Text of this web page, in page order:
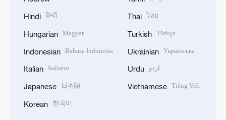
Hindi हिन्दी
Hungarian Magyar
Indonesian Bahasa Indonesia
Italian Italiano
Japanese 日本語
Korean 한국어
Thai ไทย
Turkish Türkçe
Ukrainian Українська
Urdu اردو
Vietnamese Tiếng Việt